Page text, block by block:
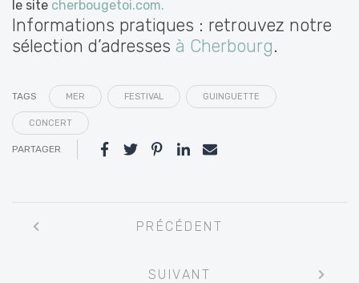
le site cherbougetoi.com.
Informations pratiques : retrouvez notre
sélection d’adresses à Cherbourg.
TAGS MER FESTIVAL GUINGUETTE
CONCERT
PARTAGER
entre
PRÉCÉDENT
SUIVANT